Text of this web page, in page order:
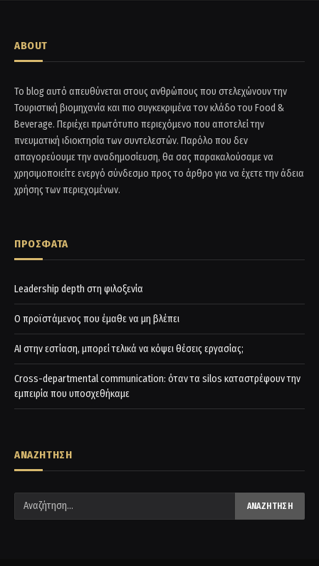
ABOUT
Το blog αυτό απευθύνεται στους ανθρώπους που στελεχώνουν την
Τουριστική βιομηχανία και πιο συγκεκριμένα τον κλάδο του Food &
Beverage. Περιέχει πρωτότυπο περιεχόμενο που αποτελεί την
πνευματική ιδιοκτησία των συντελεστών. Παρόλο που δεν
απαγορεύουμε την αναδημοσίευση, θα σας παρακαλούσαμε να
χρησιμοποιείτε ενεργό σύνδεσμο προς το άρθρο για να έχετε την άδεια
χρήσης των περιεχομένων.
ΠΡΟΣΦΑΤΑ
Leadership depth στη φιλοξενία
Ο προϊστάμενος που έμαθε να μη βλέπει
AI στην εστίαση, μπορεί τελικά να κόψει θέσεις εργασίας;
Cross-departmental communication: όταν τα silos καταστρέφουν την
εμπειρία που υποσχεθήκαμε
ΑΝΑΖΗΤΗΣΗ